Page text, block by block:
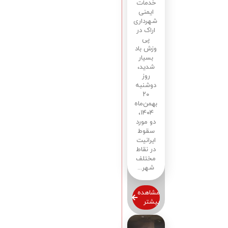
خدمات
ایمنی
شهرداری
اراک در
پی
وزش باد
بسیار
شدید،
روز
دوشنبه
۲۰
بهمن‌ماه
۱۴۰۴،
دو مورد
سقوط
ایرانیت
در نقاط
مختلف
شهر...
مشاهده
بیشتر